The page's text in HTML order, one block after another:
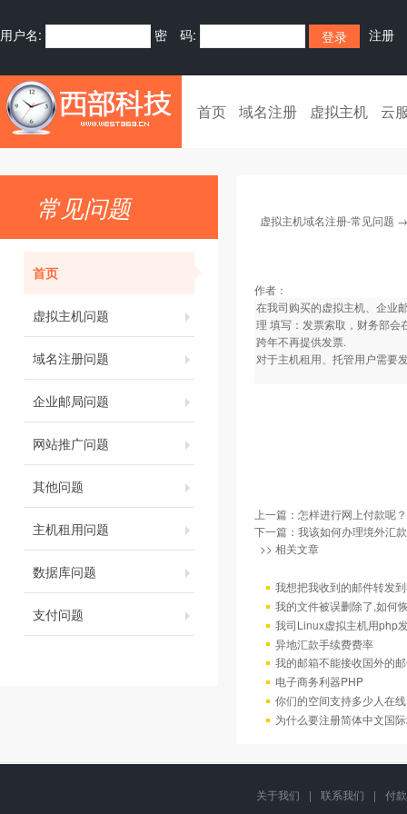
用户名: 密 码: 注册
首页 域名注册 虚拟主机 云
常见问题
首页
虚拟主机问题
域名注册问题
企业邮局问题
网站推广问题
其他问题
主机租用问题
数据库问题
支付问题
虚拟主机域名注册-常见问题
作者：
在我司购买的虚拟主机、企业
理 填写：发票索取，财务部会
跨年不再提供发票.
对于主机租用、托管用户需要
上一篇： 怎样进行网上付款呢？
下一篇： 我该如何办理境外汇
>> 相关文章
我想把我收到的邮件转发
我的文件被误删除了,如何
我司Linux虚拟主机用php
异地汇款手续费费率
我的邮箱不能接收国外的
电子商务利器PHP
你们的空间支持多少人在
为什么要注册简体中文国
关于我们 | 联系我们 |
付